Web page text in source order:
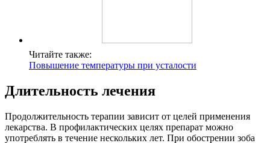
Читайте также:
Повышение температуры при усталости
Длительность лечения
Продолжительность терапии зависит от целей применения
лекарства. В профилактических целях препарат можно
употреблять в течение нескольких лет. При обострении зоба